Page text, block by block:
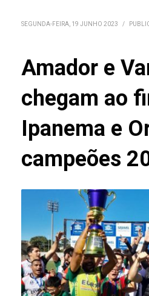
SEGUNDA-FEIRA, 19 JUNHO 2023 /
Amador e
chegam ao
Ipanema e
campeões